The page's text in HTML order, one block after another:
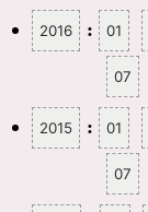
2016 : 01
07
2015 : 01
07